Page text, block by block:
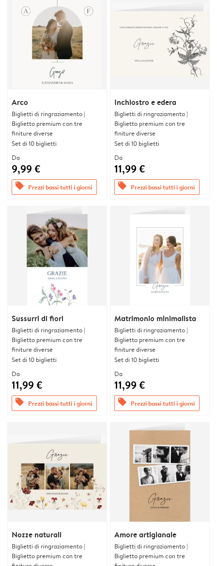
Arco
Biglietti di ringraziamento |
Biglietto premium con tre
finiture diverse
Set di 10 biglietti
Da
9,99 €
offers Prezzi bassi tutti i giorni
Inchiostro e edera
Biglietti di ringraziamento |
Biglietto premium con tre
finiture diverse
Set di 10 biglietti
Da
11,99 €
offers Prezzi bassi tutti i giorni
Sussurri di fiori
Biglietti di ringraziamento |
Biglietto premium con tre
finiture diverse
Set di 10 biglietti
Da
11,99 €
offers Prezzi bassi tutti i giorni
Matrimonio minimalista
Biglietti di ringraziamento |
Biglietto premium con tre
finiture diverse
Set di 10 biglietti
Da
11,99 €
offers Prezzi bassi tutti i giorni
Nozze naturali
Biglietti di ringraziamento |
Biglietto premium con tre
Amore artigianale
Biglietti di ringraziamento |
Biglietto premium con tre